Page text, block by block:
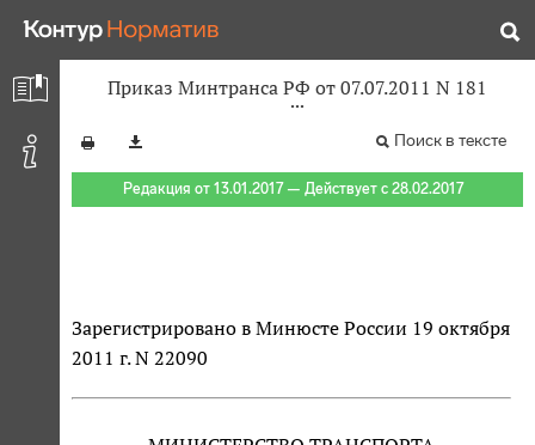
Приказ Минтранса РФ от 07.07.2011 N 181
Поиск в тексте
Редакция от 13.01.2017 — Действует с 28.02.2017
Зарегистрировано в Минюсте России 19 октября
2011 г. N 22090